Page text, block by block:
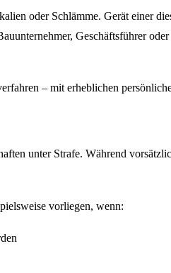
oder Schlämme. Gerät einer
Geschäftsführer
– mit erheblichen
unter Strafe. Während
vorliegen, wenn: